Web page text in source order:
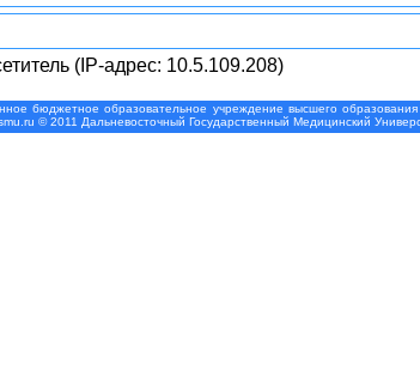
(IP-адрес: 10.5.109.208)
бюджетное образовательное учреждение высшего
© 2011 Дальневосточный Государственный Медицинский